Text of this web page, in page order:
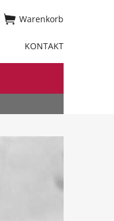
KONTAKT
Warenkorb